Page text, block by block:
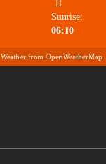
Sunrise:
06:10
Weather from OpenWeatherMap